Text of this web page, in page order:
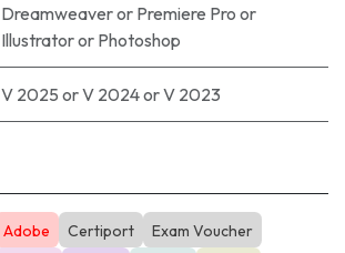
Dreamweaveror Premiere Pro or
Illustratoror Photoshop
V 2025 orV 2024orV 2023
Adobe Certiport
Exam Voucher